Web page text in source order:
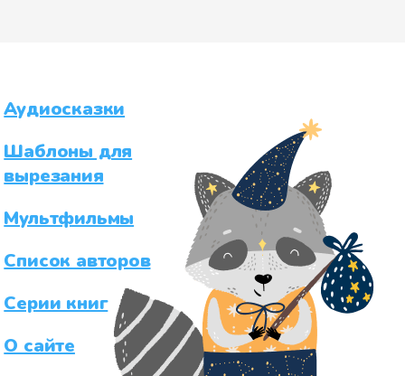
Аудиосказки
Шаблоны для
вырезания
Мультфильмы
Список авторов
Серии книг
О сайте